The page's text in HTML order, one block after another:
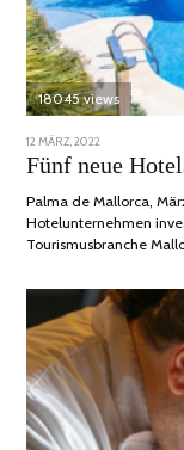
18045 views
POSTED
ON
12 MÄRZ, 2022
DEZEMBER,
2022
Fünf neue
Palma de Mallorca,
Hotelunternehmen
Tourismusbranche